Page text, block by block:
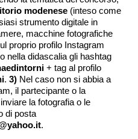
modenese (inteso come
strumento digitale in
macchine fotografiche
proprio profilo Instagram
nella didascalia gli hashtag
+ tag al profilo
.3) Nel caso non si abbia a
il partecipante o la
la fotografia o le
di posta
.